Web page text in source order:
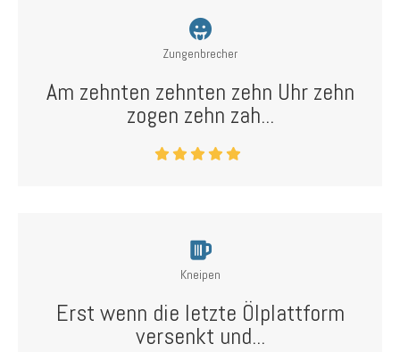
Zungenbrecher
Am zehnten zehnten zehn Uhr zehn
zogen zehn zah...
Kneipen
Erst wenn die letzte Ölplattform
versenkt und...